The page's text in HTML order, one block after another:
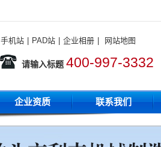
手机站 PAD站 企业相册 网站地图
请输入标题 400-997-3332
企业资质 联系我们